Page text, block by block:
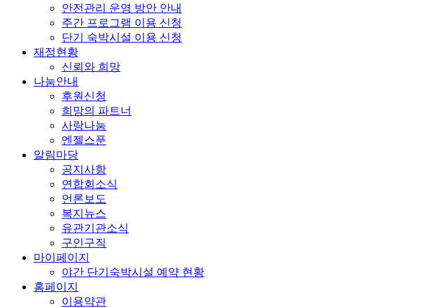
안전관리 운영 방안 안내
주간 프로그램 이용 신청
단기 숙박시설 이용 신청
재정현황
신뢰와 희망
나눔안내
후원신청
희망의 파트너
사랑나눔
엔젤스푼
알림마당
공지사항
연합회소식
언론보도
복지뉴스
유관기관소식
구인구직
마이페이지
야간 단기숙박시설 예약 현황
홈페이지
이용약관